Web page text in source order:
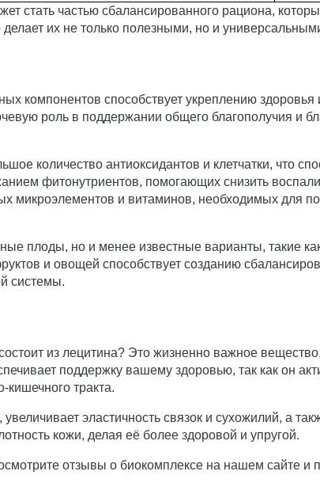
стать частью сбалансированного рациона,
их не только полезными, но и
компонентов способствует укреплению
роль в поддержании общего благополучия и
количество антиоксидантов и клетчатки, что
фитонутриентов, помогающих снизить
микроэлементов и витаминов, необходимых для
плоды, но и менее известные варианты, такие
и овощей способствует созданию
системы.
из лецитина? Это жизненно важное
поддержку вашему здоровью, так как он
кишечного тракта.
эластичность связок и сухожилий, а
кожи, делая её более здоровой и упругой.
отзывы о биокомплексе на нашем сайте и